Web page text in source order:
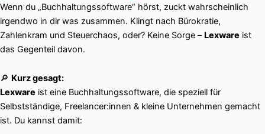
Wenn du „Buchhaltungssoftware“ hörst, zuckt wahrscheinlich
irgendwo in dir was zusammen. Klingt nach Bürokratie,
Zahlenkram und Steuerchaos, oder? Keine Sorge – Lexware ist
das Gegenteil davon.
🔎 Kurz gesagt:
Lexware ist eine Buchhaltungssoftware, die speziell für
Selbstständige, Freelancer:innen & kleine Unternehmen gemacht
ist. Du kannst damit: